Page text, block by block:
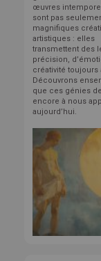
œuvres
sont pas
magnifiques
artistiques : elles
transmettent des
précision,
créativité toujours
Découvrons
que ces génies
encore à nous
aujourd’hui.